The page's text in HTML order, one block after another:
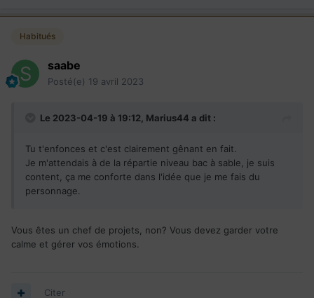
Habitués
saabe
Posté(e) 19 avril 2023
Le 2023-04-19 à 19:12, Marius44 a dit :
Tu t'enfonces et c'est clairement gênant en fait.
Je m'attendais à de la répartie niveau bac à sable, je suis
content, ça me conforte dans l'idée que je me fais du
personnage.
Vous êtes un chef de projets, non? Vous devez garder votre
calme et gérer vos émotions.
Citer